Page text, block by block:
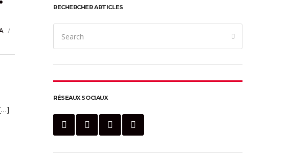
RECHERCHER ARTICLES
Search
for:
Search
RÉSEAUX SOCIAUX